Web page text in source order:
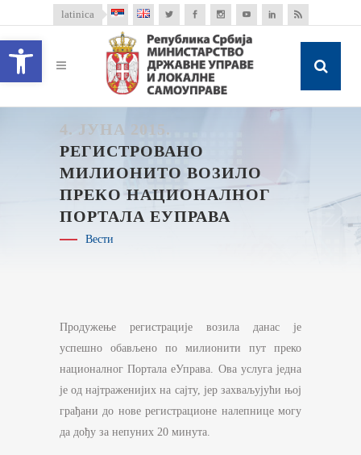
Open toolbar
latinica
4. ЈУНА 2015.
РЕГИСТРОВАНО
МИЛИОНИТО ВОЗИЛО
ПРЕКО НАЦИОНАЛНОГ
ПОРТАЛА ЕУПРАВА
Вести
Продужење регистрације возила данас је
успешно обављено по милионити пут преко
националног Портала еУправа. Ова услуга једна
је од најтраженијих на сајту, јер захваљујући њој
грађани до нове регистрационе налепнице могу
да дођу за непуних 20 минута.